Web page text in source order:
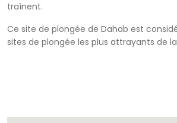
traînent.
Ce site de plongée de Dahab est
sites de plongée les plus attrayants de